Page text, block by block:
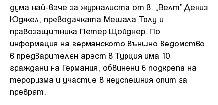
дума най-вече за журналиста от в. „Велт” Дениз
Юджел, преводачката Мешала Толу и
правозащитника Петер Щойднер. По
информация на германското външно ведомство
в предварителен арест в Турция има 10
граждани на Германия, обвинени в подкрепа на
тероризма и участие в неуспешния опит за
преврат.